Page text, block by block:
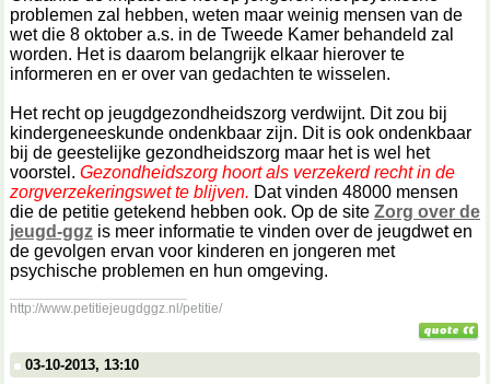
problemen zal hebben, weten maar weinig mensen van de
wet die 8 oktober a.s. in de Tweede Kamer behandeld zal
worden. Het is daarom belangrijk elkaar hierover te
informeren en er over van gedachten te wisselen.
Het recht op jeugdgezondheidszorg verdwijnt. Dit zou bij
kindergeneeskunde ondenkbaar zijn. Dit is ook ondenkbaar
bij de geestelijke gezondheidszorg maar het is wel het
voorstel. Gezondheidszorg hoort als verzekerd recht in de
zorgverzekeringswet te blijven. Dat vinden 48000 mensen
die de petitie getekend hebben ook. Op de site Zorg over de
jeugd-ggz is meer informatie te vinden over de jeugdwet en
de gevolgen ervan voor kinderen en jongeren met
psychische problemen en hun omgeving.
http://www.petitiejeugdggz.nl/petitie/
03-10-2013, 13:10